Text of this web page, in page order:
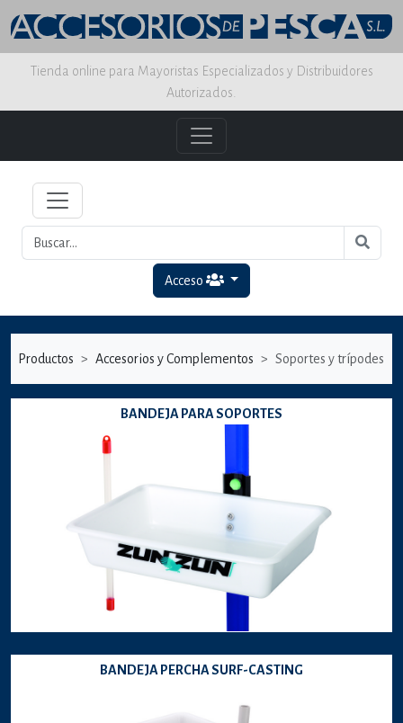
Tienda online para Mayoristas Especializados y Distribuidores
Autorizados.
Acceso
Productos Accesorios y Complementos Soportes y trípodes
BANDEJA PARA SOPORTES
BANDEJA PERCHA SURF-CASTING